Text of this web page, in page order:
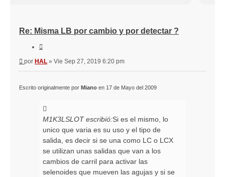
Re: Misma LB por cambio y por detectar ?
Mensaje
por HAL » Vie Sep 27, 2019 6:20 pm
Escrito originalmente por Miano en 17 de Mayo del 2009
M1K3LSLOT escribió:Si es el mismo, lo
unico que varia es su uso y el tipo de
salida, es decir si se una como LC o LCX
se utilizan unas salidas que van a los
cambios de carril para activar las
selenoides que mueven las agujas y si se